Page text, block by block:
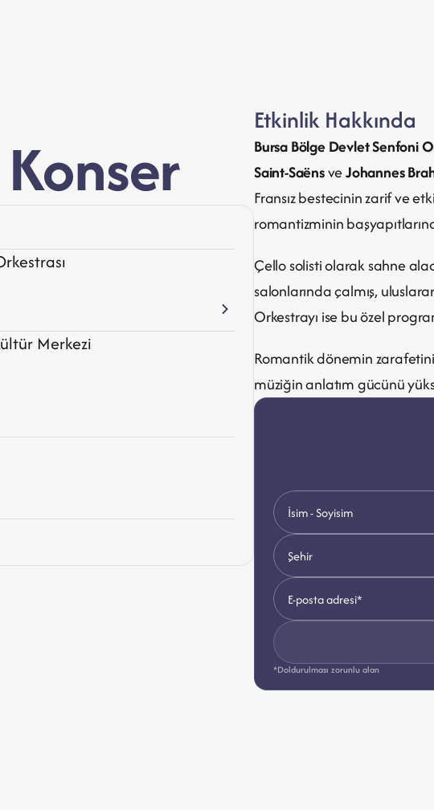
Merkezi
Etkinlik Hakkında
Bursa Bölge Devlet Senfoni
Saint-Saëns ve Johannes
Fransız bestecinin zarif ve
romantizminin
Çello solisti olarak sahne
salonlarında çalmış,
Orkestrayı ise bu özel
Romantik dönemin
müziğin anlatım gücünü
*Doldurulması zorunlu alan